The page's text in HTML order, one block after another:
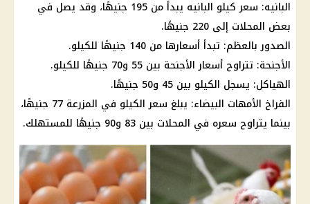
البانيه: سعر كيلو البانيه يبدأ من 195 جنيهًا، وقد يصل في
بعض المحلات إلى 220 جنيهًا.
الصدور بالعظم: تبدأ أسعارها من 140 جنيهًا للكيلو.
الأجنحة: تتراوح أسعار الأجنحة بين 55 و70 جنيهًا للكيلو.
الهياكل: يسجل الكيلو بين 45 و50 جنيهًا.
الفراخ الأمهات البيضاء: يبلغ سعر الكيلو في المزرعة 77 جنيهًا،
بينما يتراوح سعره في المحلات بين 83 و90 جنيهًا للمستهلك.